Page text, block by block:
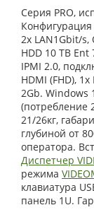
Серия PRO,
2x LAN1Gbit/s,
HDD 10 TB
IPMI 2.0,
HDMI (FHD),
2Gb. Windows
(потребление
21/26кг,
глубиной от
оператора.
Диспетчер
режима
клавиатура
панель 1U.